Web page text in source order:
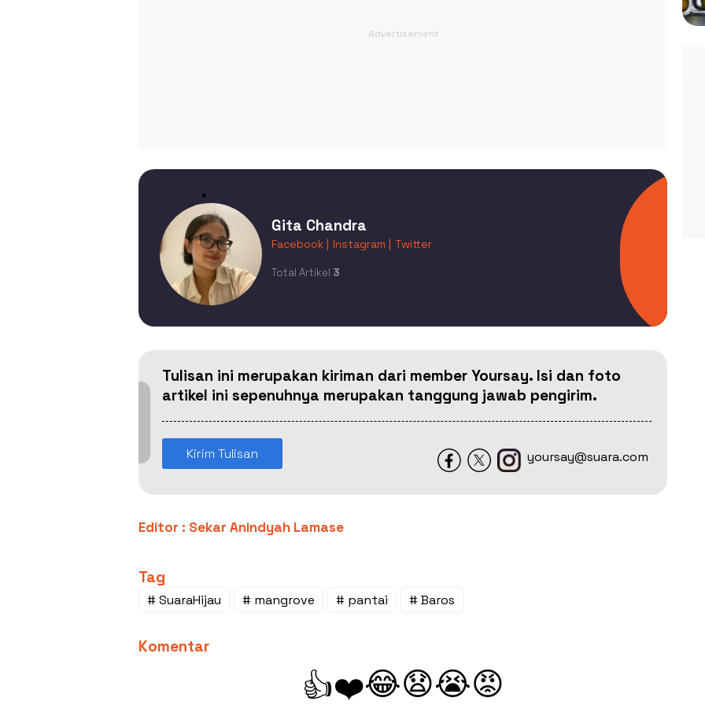
Gita Chandra
Facebook | Instagram | Twitter
Total Artikel 3
Tulisan ini merupakan kiriman dari member Yoursay. Isi dan foto
artikel ini sepenuhnya merupakan tanggung jawab pengirim.
Kirim Tulisan yoursay@suara.com
Editor : Sekar Anindyah Lamase
Tag
# SuaraHijau # mangrove # pantai # Baros
Komentar
👍❤️😂😧😭😡